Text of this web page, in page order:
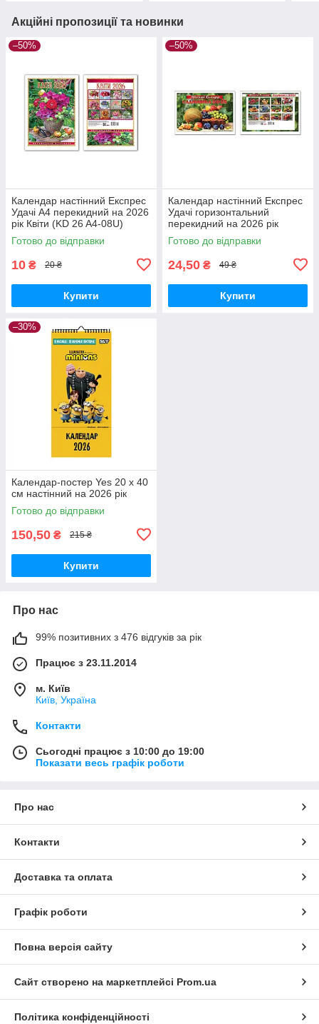
Акційні пропозиції та новинки
–50%
Календар настінний Експрес
Удачі А4 перекидний на 2026
рік Квіти (KD 26 A4-08U)
Готово до відправки
10 ₴ 20 ₴
Купити
–50%
Календар настінний Експрес
Удачі горизонтальний
перекидний на 2026 рік
Місячний садівника (KD26-
G05U)
Готово до відправки
24,50 ₴ 49 ₴
Купити
–30%
Календар-постер Yes 20 х 40
см настінний на 2026 рік
Готово до відправки
150,50 ₴ 215 ₴
Купити
Про нас
99% позитивних з 476 відгуків за рік
Працює з 23.11.2014
м. Київ
Київ, Україна
Контакти
Сьогодні працює з 10:00 до 19:00
Показати весь графік роботи
Про нас
Контакти
Доставка та оплата
Графік роботи
Повна версія сайту
Сайт створено на маркетплейсі Prom.ua
Політика конфіденційності